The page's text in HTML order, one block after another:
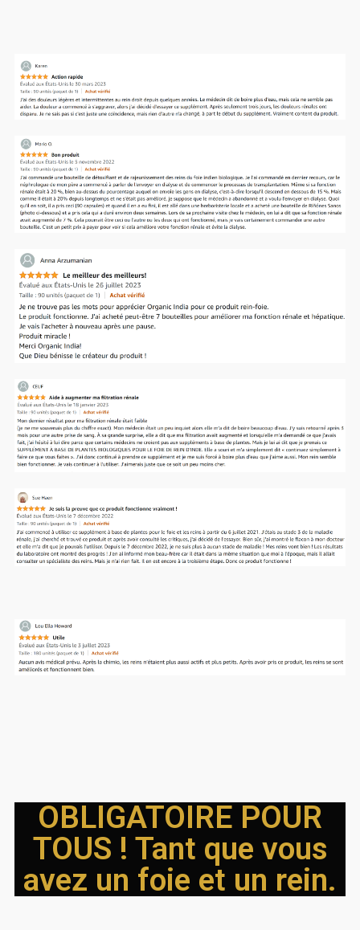
OBLIGATOIRE POUR
TOUS ! Tant que vous
avez un foie et un rein.